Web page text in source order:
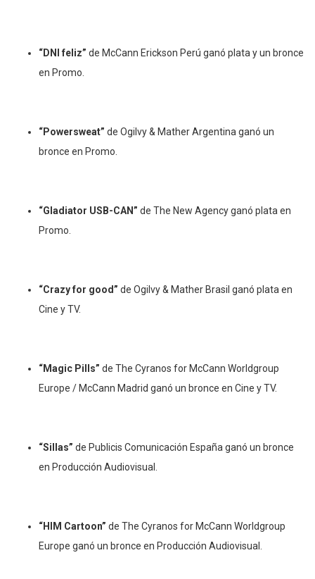
“DNI feliz” de McCann Erickson Perú ganó plata y un bronce
en Promo.
“Powersweat” de Ogilvy & Mather Argentina ganó un
bronce en Promo.
“Gladiator USB-CAN” de The New Agency ganó plata en
Promo.
“Crazy for good” de Ogilvy & Mather Brasil ganó plata en
Cine y TV.
“Magic Pills” de The Cyranos for McCann Worldgroup
Europe / McCann Madrid ganó un bronce en Cine y TV.
“Sillas” de Publicis Comunicación España ganó un bronce
en Producción Audiovisual.
“HIM Cartoon” de The Cyranos for McCann Worldgroup
Europe ganó un bronce en Producción Audiovisual.